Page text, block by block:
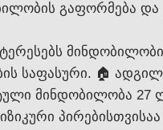
გაფორმება
საფასური. 🏠
მინდობილობა 27